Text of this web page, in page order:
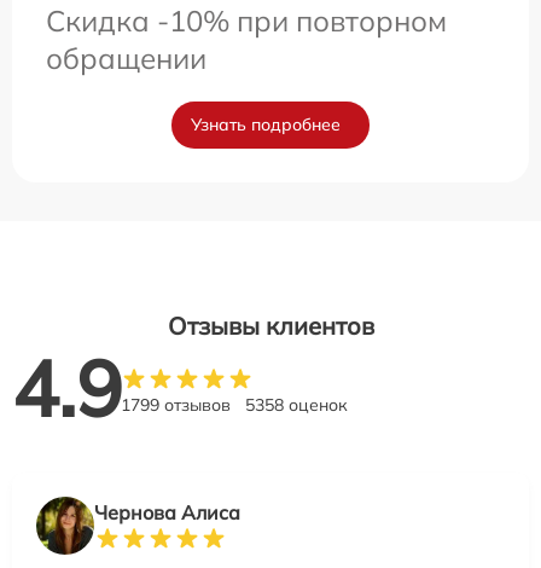
Скидка -10% при повторном
обращении
Узнать подробнее
Отзывы клиентов
4.91799 отзывов 5358 оценок
Чернова Алиса